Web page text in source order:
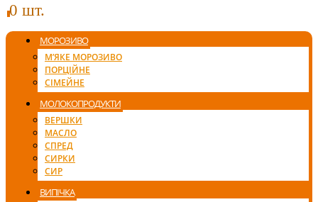
00 шт.
МОРОЗИВО
М’ЯКЕ МОРОЗИВО
ПОРЦІЙНЕ
СІМЕЙНЕ
МОЛОКОПРОДУКТИ
ВЕРШКИ
МАСЛО
СПРЕД
СИРКИ
СИР
ВИПІЧКА